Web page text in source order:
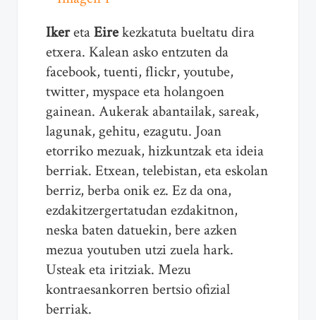
IkeretaEirekezkatuta bueltatu dira
etxera. Kalean asko entzuten da
facebook, tuenti, flickr, youtube,
twitter, myspace eta holangoen
gainean. Aukerak abantailak, sareak,
lagunak, gehitu, ezagutu. Joan
etorriko mezuak, hizkuntzak eta ideia
berriak. Etxean, telebistan, eta eskolan
berriz, berba onik ez. Ez da ona,
ezdakitzergertatudan ezdakitnon,
neska baten datuekin, bere azken
mezua youtuben utzi zuela hark.
Usteak eta iritziak. Mezu
kontraesankorren bertsio ofizial
berriak.